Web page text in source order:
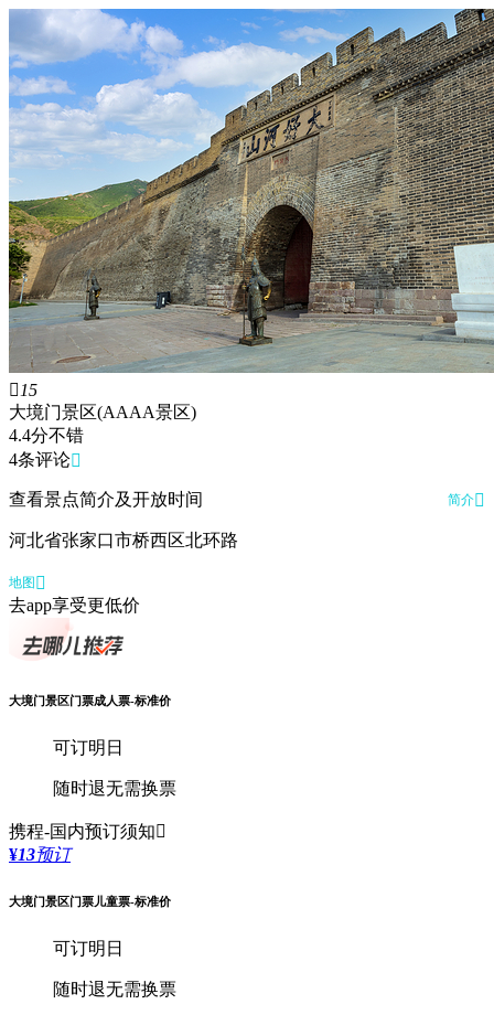
 15
大境门景区(AAAA景区)
4.4分不错
4条评论
查看景点简介及开放时间 简介
河北省张家口市桥西区北环路
地图 
去app享受更低价
大境门景区门票成人票-标准价
可订明日
随时退无需换票
携程-国内预订须知
¥13预订
大境门景区门票儿童票-标准价
可订明日
随时退无需换票